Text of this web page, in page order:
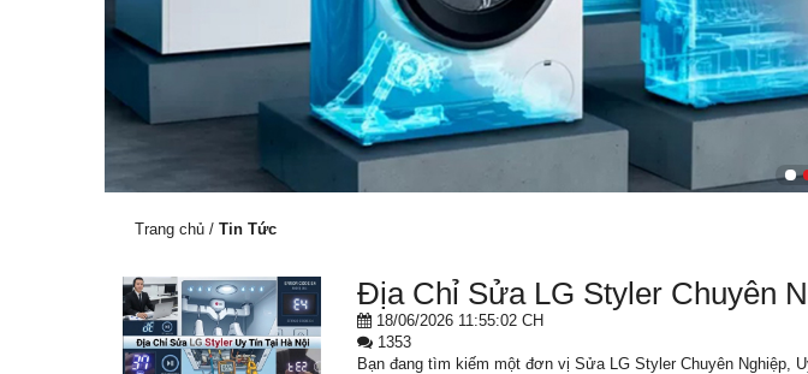
Trang chủ / Tin Tức
Địa Chỉ Sửa LG Styler Chuyên
18/06/2026 11:55:02 CH
1353
Bạn đang tìm kiếm một đơn vị Sửa LG Styler Chuyên Nghiệp,